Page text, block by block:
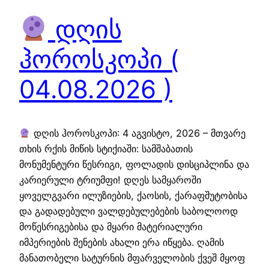
დღის
ჰოროსკოპი (
04.08.2026 )
დღის ჰოროსკოპი: 4 აგვისტო, 2026 – მთვარე
თხის რქის მიწის სტიქიაში: სამშაბათის
მონუმენტური წესრიგი, ფოლადის დისციპლინა და
კარიერული ტრიუმფი! დღეს სამყაროში
ყოველგვარი ილუზიების, ქაოსის, ქარაფშუტობისა
და გადადებული ვალდებულებების საბოლოოდ
მოწესრიგებისა და მყარი მატერიალური
იმპერიების შენების ახალი ერა იწყება. ღამის
მანათობელი სატურნის მფარველობის ქვეშ მყოფ